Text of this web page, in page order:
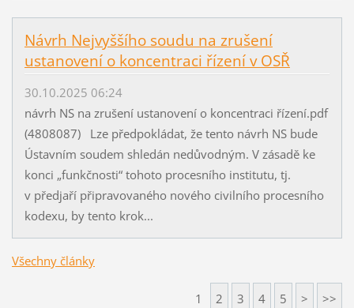
Návrh Nejvyššího soudu na zrušení
ustanovení o koncentraci řízení v OSŘ
30.10.2025 06:24
návrh NS na zrušení ustanovení o koncentraci řízení.pdf
(4808087) Lze předpokládat, že tento návrh NS bude
Ústavním soudem shledán nedůvodným. V zásadě ke
konci „funkčnosti“ tohoto procesního institutu, tj.
v předjaří připravovaného nového civilního procesního
kodexu, by tento krok...
Všechny články
1 2 3 4 5 > >>